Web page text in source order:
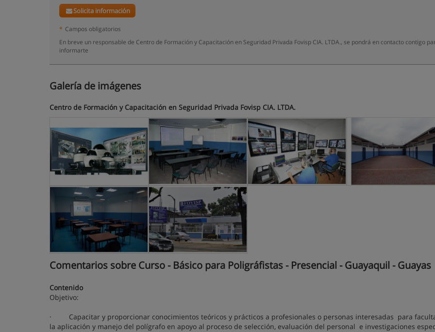
Solicita información
* Campos obligatorios
En breve un responsable de Centro de Formación y Capacitación en Seguridad Privada Fovisp CIA. LTDA., se pondrá en contacto contigo
informarte
Galería de imágenes
Centro de Formación y Capacitación en Seguridad Privada Fovisp CIA. LTDA.
Comentarios sobre Curso - Básico para Poligráfistas - Presencial - Guayaquil - Guayas
Contenido
Objetivo:
· Capacitar y proporcionar conocimientos teóricos y prácticos a profesionales o personas interesadas para
la aplicación y manejo del polígrafo en apoyo al proceso de selección, evaluación del personal e investigaciones